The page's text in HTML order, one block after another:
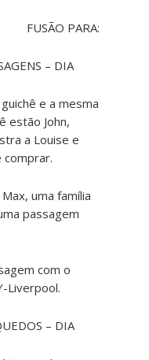
FUSÃO PARA:
– DIA
e a mesma
estão John,
a Louise e
comprar.
uma família
passagem
com o
Liverpool.
– DIA